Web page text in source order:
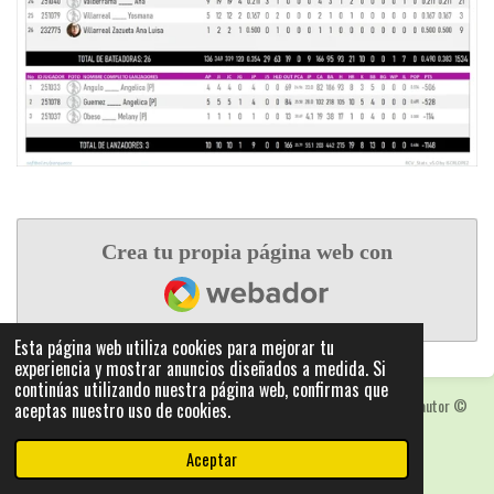
Esta página web utiliza cookies para mejorar tu
experiencia y mostrar anuncios diseñados a medida. Si
continúas utilizando nuestra página web, confirmas que
aceptas nuestro uso de cookies.
Aceptar
Crea tu propia página web con
Webador
Las fotografias y logotipos pueden estar protegidas con derechos de autor©